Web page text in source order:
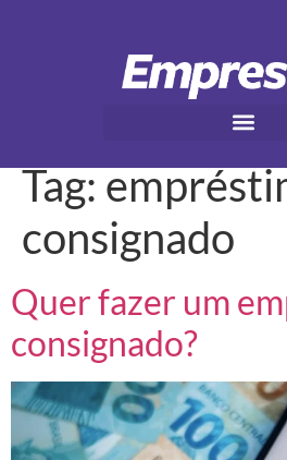
Tag:
consignado
Quer fazer um
consignado?